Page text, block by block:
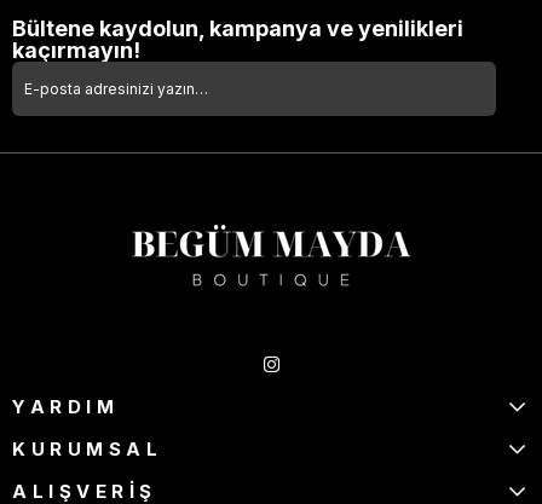
Bültene kaydolun, kampanya ve yenilikleri
kaçırmayın!
YARDIM
KURUMSAL
ALIŞVERİŞ